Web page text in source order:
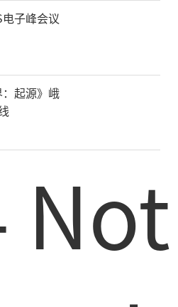
子峰会议
起源》峨
Not